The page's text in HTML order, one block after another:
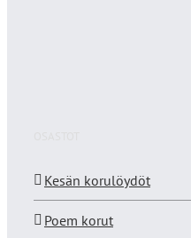
Kesän korulöydöt
Poem korut